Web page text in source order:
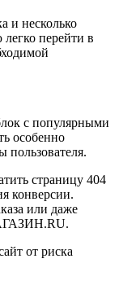
и несколько
перейти в
с популярными
особенно
пользователя.
страницу 404
конверсии.
или даже